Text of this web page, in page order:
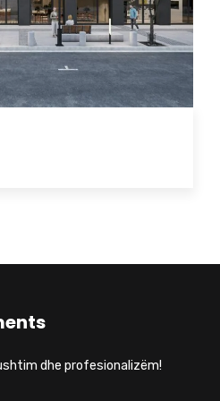
dhe profesionalizëm!